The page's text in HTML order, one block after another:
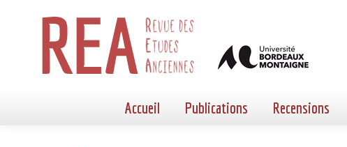
Accueil Publications Recensions